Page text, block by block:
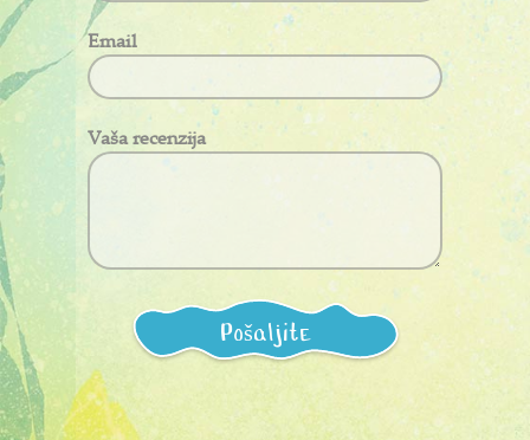
Email
Vaša recenzija
Pošaljite